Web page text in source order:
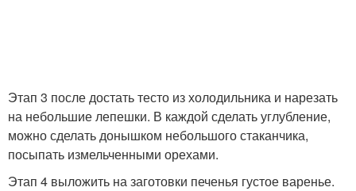
Этап 3 после достать тесто из холодильника и нарезать
на небольшие лепешки. В каждой сделать углубление,
можно сделать донышком небольшого стаканчика,
посыпать измельченными орехами.
Этап 4 выложить на заготовки печенья густое варенье.